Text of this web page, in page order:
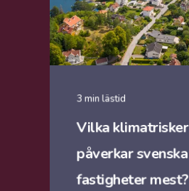
3 min lästid
Vilka klimatrisker
påverkar svenska
fastigheter mest?